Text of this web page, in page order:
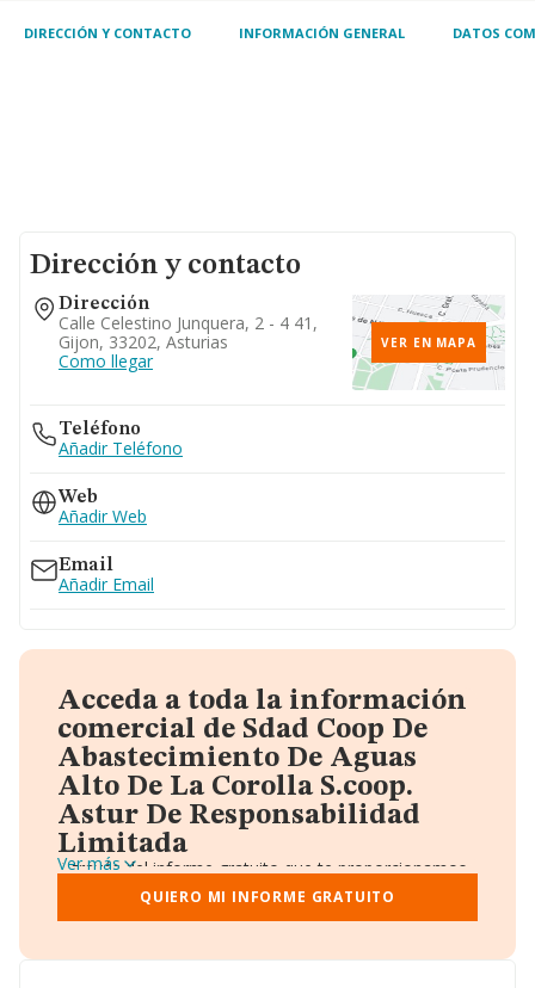
DIRECCIÓN Y CONTACTO INFORMACIÓN GENERAL DATOS
Dirección y contacto
Dirección
Calle Celestino Junquera, 2 - 4 41,
Gijon, 33202, Asturias
Como llegar
VER EN MAPA
Teléfono
Añadir Teléfono
Web
Añadir Web
Email
Añadir Email
Acceda a toda la información
comercial de Sdad Coop De
Abastecimiento De Aguas
Alto De La Corolla S.coop.
Astur De Responsabilidad
Limitada
A través del informe gratuito que te proporcionamos
desde Einforma, donde vas a encontrar:
Datos identificativos: Denominación, CIF,
Teléfono, Domicilio.
Gráficos de Evolución Ventas y Empleados.
Ver más
QUIERO MI INFORME GRATUITO